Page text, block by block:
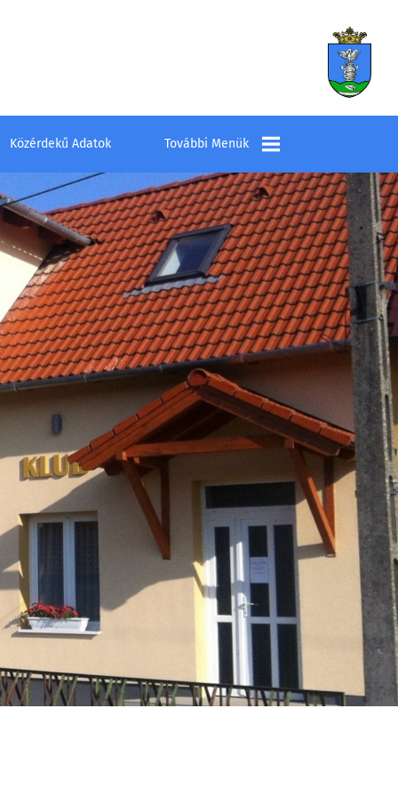
Közérdekű Adatok További Menük
Település
Elérhetőségek
Látnivalók
Szombathelyi
Kistérség Többcélú
Társulás
Intézményfenntartó
Társulás
Vasszécsenyi
Üzenet
Esküvő
Időpontfoglalás